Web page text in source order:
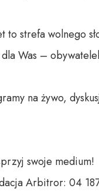
to strefa wolnego
Was –
na żywo,
swoje medium!
Arbitror: 04